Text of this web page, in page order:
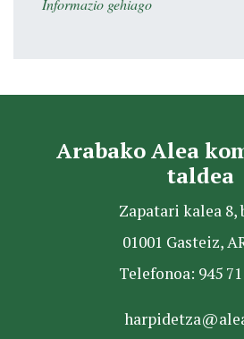
Informazio gehiago
Arabako Alea
taldea
Zapatari kalea 8,
01001 Gasteiz,
Telefonoa: 945